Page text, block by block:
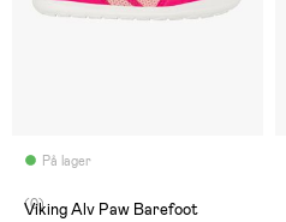
På lager
(0)
Viking Alv Paw Barefoot